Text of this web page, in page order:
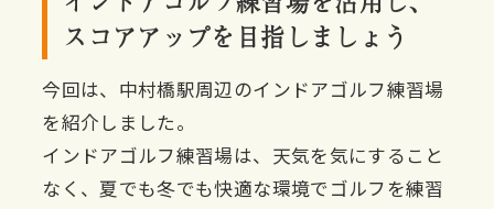
スコアアップを目指しましょう
今回は、中村橋駅周辺のインドアゴルフ練習場
を紹介しました。
インドアゴルフ練習場は、天気を気にすること
なく、夏でも冬でも快適な環境でゴルフを練習